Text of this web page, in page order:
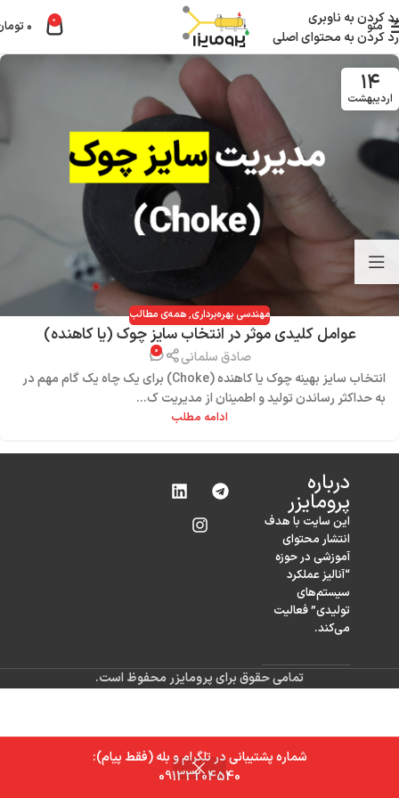
شماره پشتیبانی در تلگرام و بله (فقط پیام):
09133204540
رد کردن به ناوبری
رد کردن به محتوای اصلی
منو 0 ۰
۱۴
اردیبهشت
مهندسی بهره‌برداری,همه‌ی مطالب
عوامل کلیدی موثر در انتخاب سایز چوک (یا کاهنده)
صادق سلمانی ۰
انتخاب سایز بهینه چوک یا کاهنده (Choke) برای یک چاه یک گام مهم در
به حداکثر رساندن تولید و اطمینان از مدیریت ک...
ادامه مطلب
درباره‌
پرومایزر
این سایت با هدف
انتشار محتوای
آموزشی در حوزه
“آنالیز عملکرد
سیستم‌های
تولیدی” فعالیت
می‌کند.
تمامی حقوق برای پرومایزر محفوظ است.